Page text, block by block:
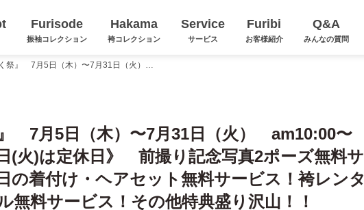
Furisode
振袖コレクション
Hakama
袴コレクション
Service
サービス
Furibi
お客様紹介
Q&A
みんなの質問
』 7月5日（木）〜7月31日（火） am10:00〜
(火)は定休日》 前撮り記念写真2ポーズ無料サ
の着付け・ヘアセット無料サービス！袴レンタ
無料サービス！その他特典盛り沢山！！